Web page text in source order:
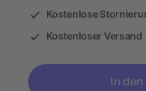
Kostenlose
Kostenloser Versand
In